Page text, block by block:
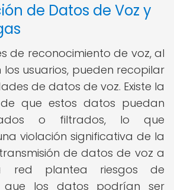
de Datos de Voz y
de reconocimiento de voz, al
usuarios, pueden recopilar
de datos de voz. Existe la
que estos datos puedan
o filtrados, lo que
violación significativa de la
de datos de voz a
red plantea riesgos de
que los datos podrían ser